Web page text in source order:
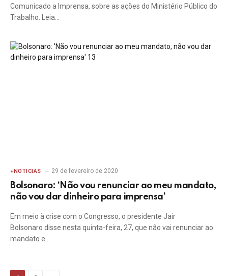
Comunicado a Imprensa, sobre as ações do Ministério Público do
Trabalho. Leia…
+NOTICIAS 29 de fevereiro de 2020
Bolsonaro: ‘Não vou renunciar ao meu mandato,
não vou dar dinheiro para imprensa’
Em meio à crise com o Congresso, o presidente Jair
Bolsonaro disse nesta quinta-feira, 27, que não vai renunciar ao
mandato e…